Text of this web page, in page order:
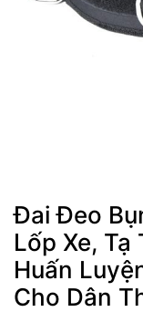
Đai Đeo
Lốp Xe,
Huấn
Cho Dân